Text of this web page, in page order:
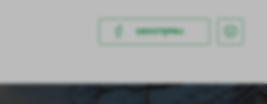
UDOSTĘPNIJ